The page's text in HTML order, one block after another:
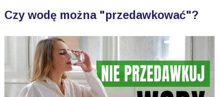
Czy wodę można "przedawkować"?